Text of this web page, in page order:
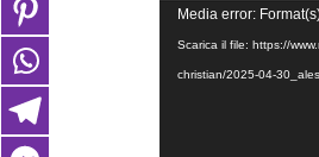
Video
Player
Media error:
Scarica il file: https://
christian/2025-04-